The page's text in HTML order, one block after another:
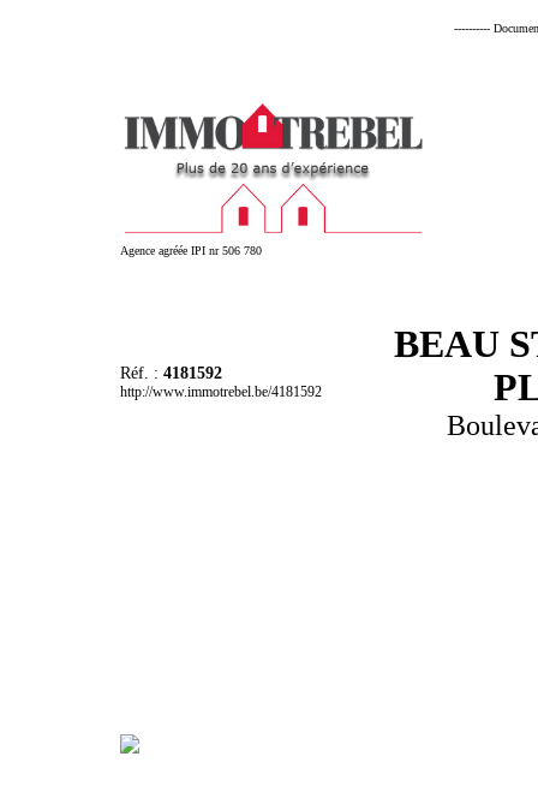
----------
Agence agréée IPI nr 506 780
Réf. : 4181592
http://www.immotrebel.be/4181592
BEAU